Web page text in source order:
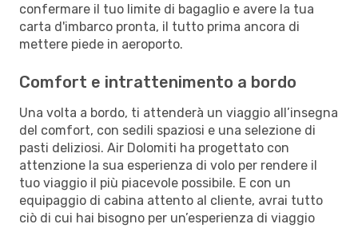
confermare il tuo limite di bagaglio e avere la tua
carta d'imbarco pronta, il tutto prima ancora di
mettere piede in aeroporto.
Comfort e intrattenimento a bordo
Una volta a bordo, ti attenderà un viaggio all’insegna
del comfort, con sedili spaziosi e una selezione di
pasti deliziosi. Air Dolomiti ha progettato con
attenzione la sua esperienza di volo per rendere il
tuo viaggio il più piacevole possibile. E con un
equipaggio di cabina attento al cliente, avrai tutto
ciò di cui hai bisogno per un’esperienza di viaggio